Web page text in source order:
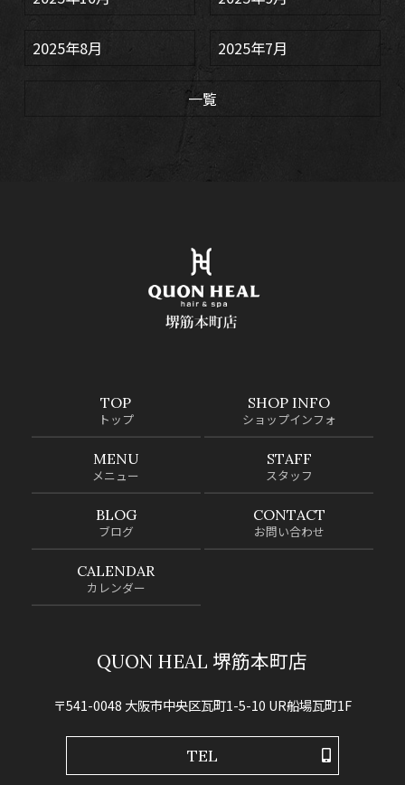
2025年8月 2025年7月
一覧
TOP
トップ
SHOP INFO
ショップインフォ
MENU
メニュー
STAFF
スタッフ
BLOG
ブログ
CONTACT
お問い合わせ
CALENDAR
カレンダー
QUON HEAL 堺筋本町店
〒541-0048 大阪市中央区瓦町1-5-10 UR船場瓦町1F
TEL